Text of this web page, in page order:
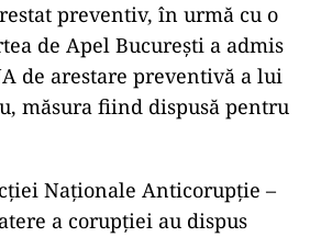
preventiv, în urmă cu o
de Apel Bucureşti a admis
de arestare preventivă a lui
măsura fiind dispusă pentru
Naţionale Anticorupţie –
a corupţiei au dispus